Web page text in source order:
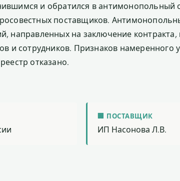
и обратился в антимонопольный
поставщиков.
направленных на заключение контракта,
и сотрудников. Признаков намеренного
отказано.
🏢 ПОСТАВЩИК
ИП Насонова Л.В.